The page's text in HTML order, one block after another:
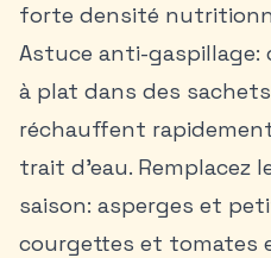
forte densité
Astuce anti-gaspillage:
à plat dans des
réchauffent
trait d’eau. Remplacez
saison: asperges et
courgettes et tomates